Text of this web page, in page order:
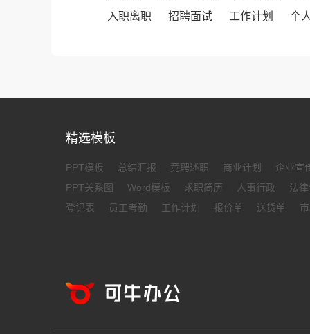
入职离职
招聘面试 工作计划 个
精选模板
PPT模板 总结汇报 竞聘述职 商业计划
企业宣
PPT关系图
Word模板 求职简历 人事行政
法
登记表
员工考勤 工作计划 报价单 送货单